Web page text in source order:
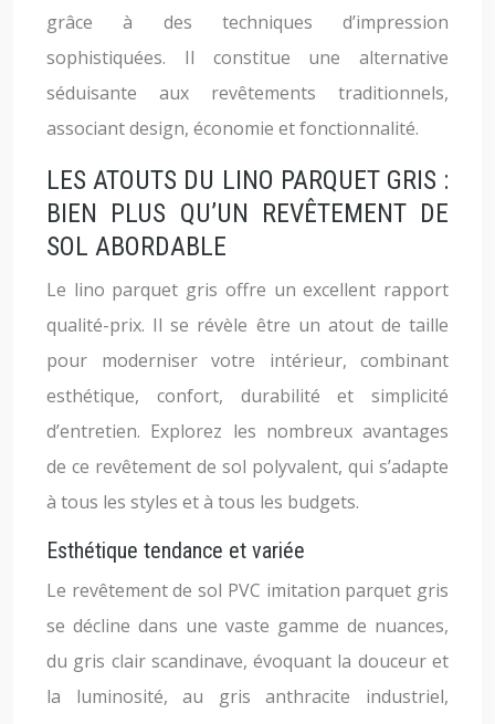
grâce à des techniques d’impression
sophistiquées. Il constitue une alternative
séduisante aux revêtements traditionnels,
associant design, économie et fonctionnalité.
LES ATOUTS DU LINO PARQUET GRIS :
BIEN PLUS QU’UN REVÊTEMENT DE
SOL ABORDABLE
Le lino parquet gris offre un excellent rapport
qualité-prix. Il se révèle être un atout de taille
pour moderniser votre intérieur, combinant
esthétique, confort, durabilité et simplicité
d’entretien. Explorez les nombreux avantages
de ce revêtement de sol polyvalent, qui s’adapte
à tous les styles et à tous les budgets.
Esthétique tendance et variée
Le revêtement de sol PVC imitation parquet gris
se décline dans une vaste gamme de nuances,
du gris clair scandinave, évoquant la douceur et
la luminosité, au gris anthracite industriel,